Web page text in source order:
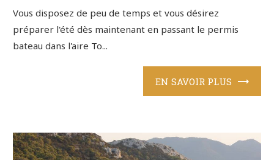
Vous disposez de peu de temps et vous désirez
préparer l'été dès maintenant en passant le permis
bateau dans l'aire To...
EN SAVOIR PLUS